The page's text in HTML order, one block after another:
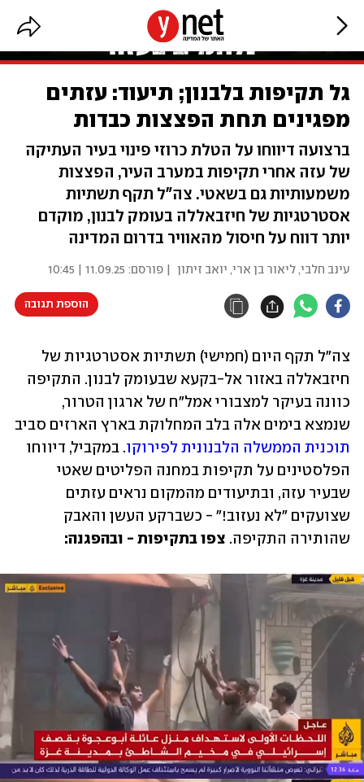
גל תקיפות בלבנון; תיעוד: עזתים
מפגינים תחת הפצצות כבדות
ברצועה דיווחו על הטלת כרוזי פינוי בעיר העתיקה
של עזה אחרי תקיפות במערב העיר, הפצצות
משמעותיות גם בשאטי. צה"ל תקף תשתיות
אסטרטגיות של חיזבאללה בעומק לבנון, מוקדם
יותר דווח על חיסול מהאוויר בדרום המדינה
עינב חלבי,ליאור בן ארי, יואב זיתון | פורסם: 11.09.25 | 10:45
הוספת תגובה
שנמצא בימים אלה בלב המחלוקת בארץ הארזים סביב
תוכנית הממשלה הלבנונית לפירוקו
שהותירה התקיפה. צפו בתקיפות - ובהפגנה: